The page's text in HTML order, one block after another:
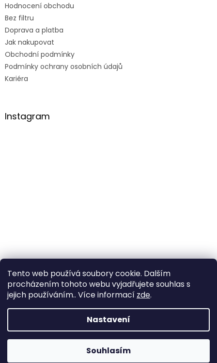
Tento web používá soubory cookie. Dalším
procházením tohoto webu vyjadřujete souhlas s
jejich používáním.. Více informací zde.
Nastavení
Souhlasím
Hodnocení obchodu
Bez filtru
Doprava a platba
Jak nakupovat
Obchodní podmínky
Podmínky ochrany osobních údajů
Kariéra
Instagram
Sledovat na Instagramu
Vytvořil Shoptet
Za Výlohou. Všechna práva vyhrazena.